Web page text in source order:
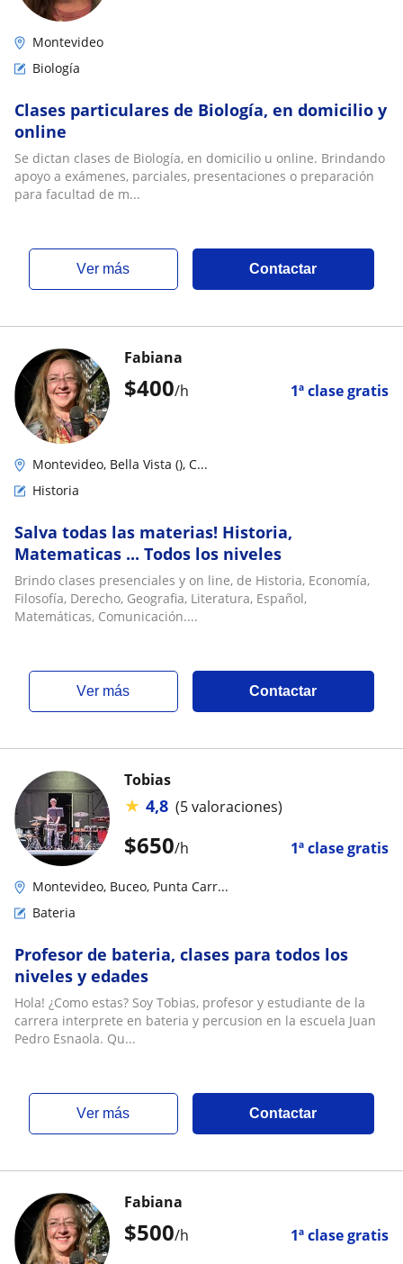
Montevideo
Biología
Clases particulares de Biología, en domicilio y
online
Se dictan clases de Biología, en domicilio u online. Brindando
apoyo a exámenes, parciales, presentaciones o preparación
para facultad de m...
ver más Contactar
$400/h 1ª clase gratis
Fabiana
Montevideo, Bella Vista (), C...
Historia
Salva todas las materias! Historia,
Matematicas ... Todos los niveles
Brindo clases presenciales y on line, de Historia, Economía,
Filosofía, Derecho, Geografia, Literatura, Español,
Matemáticas, Comunicación....
ver más Contactar
$650/h 1ª clase gratis
Tobias
★ 4,8 (5 valoraciones)
Montevideo, Buceo, Punta Carr...
Bateria
Profesor de bateria, clases para todos los
niveles y edades
Hola! ¿Como estas? Soy Tobias, profesor y estudiante de la
carrera interprete en bateria y percusion en la escuela Juan
Pedro Esnaola. Qu...
ver más Contactar
$500/h 1ª clase gratis
Fabiana